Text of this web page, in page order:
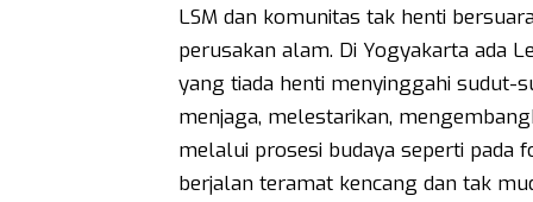
LSM dan komunitas tak henti
perusakan alam. Di Yogyakarta ada
yang tiada henti menyinggahi sudut-
menjaga, melestarikan,
melalui prosesi budaya seperti pada
berjalan teramat kencang dan tak